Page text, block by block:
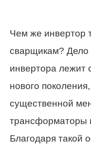
Чем же инвертор
сварщикам? Дело
инвертора лежит
нового
существенной
трансформаторы
Благодаря такой